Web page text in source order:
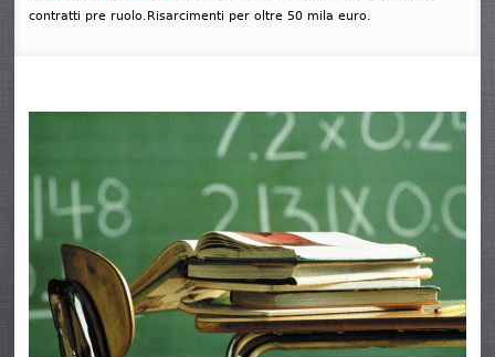
contratti pre ruolo.Risarcimenti per oltre 50 mila euro.